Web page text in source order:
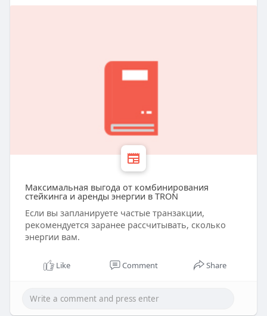
Максимальная выгода от комбинирования
стейкинга и аренды энергии в TRON
Если вы запланируете частые транзакции,
рекомендуется заранее рассчитывать, сколько
энергии вам.
Like Comment Share